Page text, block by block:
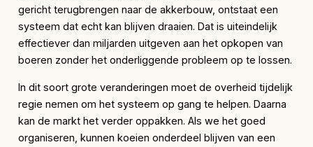
gericht terugbrengen naar de akkerbouw, ontstaat een
systeem dat echt kan blijven draaien. Dat is uiteindelijk
effectiever dan miljarden uitgeven aan het opkopen van
boeren zonder het onderliggende probleem op te lossen.
In dit soort grote veranderingen moet de overheid tijdelijk
regie nemen om het systeem op gang te helpen. Daarna
kan de markt het verder oppakken. Als we het goed
organiseren, kunnen koeien onderdeel blijven van een